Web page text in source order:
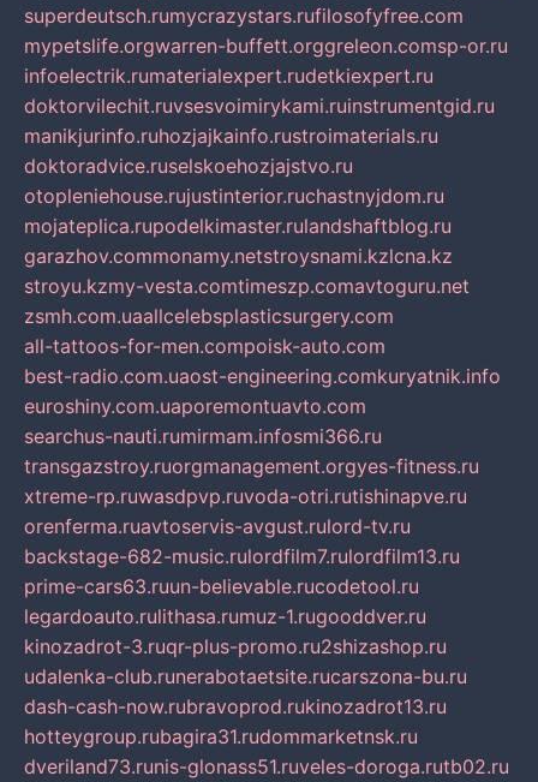
superdeutsch.rumycrazystars.rufilosofyfree.com
mypetslife.orgwarren-buffett.orggreleon.comsp-or.ru
infoelectrik.rumaterialexpert.rudetkiexpert.ru
doktorvilechit.ruvsesvoimirykami.ruinstrumentgid.ru
manikjurinfo.ruhozjajkainfo.rustroimaterials.ru
doktoradvice.ruselskoehozjajstvo.ru
otopleniehouse.rujustinterior.ruchastnyjdom.ru
mojateplica.rupodelkimaster.rulandshaftblog.ru
garazhov.commonamy.netstroysnami.kzlcna.kz
stroyu.kzmy-vesta.comtimeszp.comavtoguru.net
zsmh.com.uaallcelebsplasticsurgery.com
all-tattoos-for-men.compoisk-auto.com
best-radio.com.uaost-engineering.comkuryatnik.info
euroshiny.com.uaporemontuavto.com
searchus-nauti.rumirmam.infosmi366.ru
transgazstroy.ruorgmanagement.orgyes-fitness.ru
xtreme-rp.ruwasdpvp.ruvoda-otri.rutishinapve.ru
orenferma.ruavtoservis-avgust.rulord-tv.ru
backstage-682-music.rulordfilm7.rulordfilm13.ru
prime-cars63.ruun-believable.rucodetool.ru
legardoauto.rulithasa.rumuz-1.rugooddver.ru
kinozadrot-3.ruqr-plus-promo.ru2shizashop.ru
udalenka-club.runerabotaetsite.rucarszona-bu.ru
dash-cash-now.rubravoprod.rukinozadrot13.ru
hotteygroup.rubagira31.rudommarketnsk.ru
dveriland73.runis-glonass51.ruveles-doroga.rutb02.ru